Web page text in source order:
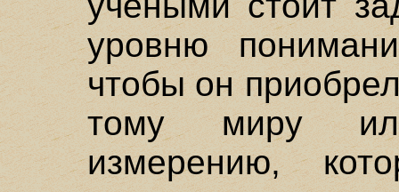
уровню
чтобы он
тому миру
измерению,